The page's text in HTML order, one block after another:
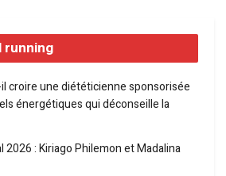
running
croire une diététicienne sponsorisée
énergétiques qui déconseille la
2026 : Kiriago Philemon et Madalina